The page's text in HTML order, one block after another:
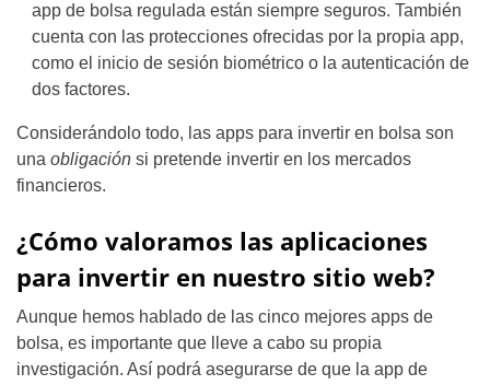
app de bolsa regulada están siempre seguros. También
cuenta con las protecciones ofrecidas por la propia app,
como el inicio de sesión biométrico o la autenticación de
dos factores.
Considerándolo todo, las apps para invertir en bolsa son
una obligación si pretende invertir en los mercados
financieros.
¿Cómo valoramos las aplicaciones
para invertir en nuestro sitio web?
Aunque hemos hablado de las cinco mejores apps de
bolsa, es importante que lleve a cabo su propia
investigación. Así podrá asegurarse de que la app de